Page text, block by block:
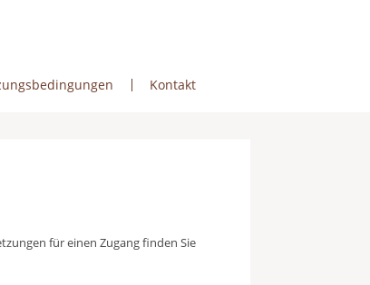
Kontakt
für einen Zugang finden Sie